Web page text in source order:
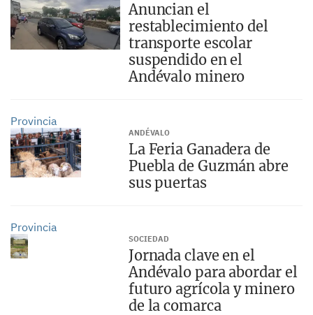
Anuncian el
restablecimiento del
transporte escolar
suspendido en el
Andévalo minero
Provincia
ANDÉVALO
La Feria Ganadera de
Puebla de Guzmán abre
sus puertas
Provincia
SOCIEDAD
Jornada clave en el
Andévalo para abordar el
futuro agrícola y minero
de la comarca